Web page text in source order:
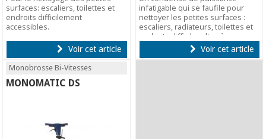
surfaces: escaliers, toilettes et
endroits difficilement
accessibles.
Voir cet article
infatigable qui se faufile pour
nettoyer les petites surfaces :
escaliers, radiateurs, toilettes et
endroits difficiles d'accès.
Voir cet article
Monobrosse Bi-Vitesses
MONOMATIC DS